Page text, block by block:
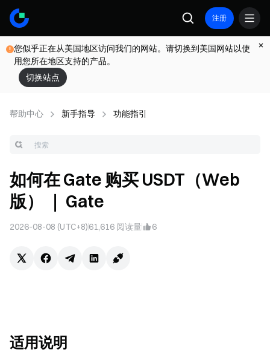
注册
您似乎正在从美国地区访问我们的网站。请切换到美国网站以使
用您所在地区支持的产品。
切换站点
帮助中心 新手指导 功能指引
如何在 Gate 购买 USDT（Web
版） ｜ Gate
2026-08-08 (UTC+8)61,616 阅读量 6
适用说明